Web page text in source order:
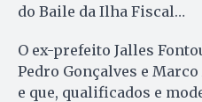
do Baile da Ilha Fiscal…
O ex-prefeito Jalles
Pedro Gonçalves e
e que, qualificados e